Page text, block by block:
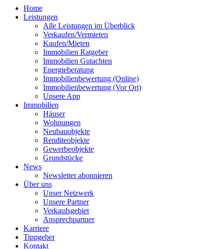
Home
Leistungen
Alle Leistungen im Überblick
Verkaufen/Vermieten
Kaufen/Mieten
Immobilien Ratgeber
Immobilien Gutachten
Energieberatung
Immobilienbewertung (Online)
Immobilienbewertung (Vor Ort)
Unsere App
Immobilien
Häuser
Wohnungen
Neubauobjekte
Renditeobjekte
Gewerbeobjekte
Grundstücke
News
Newsletter abonnieren
Über uns
Unser Netzwerk
Unsere Partner
Verkaufsgebiet
Ansprechpartner
Karriere
Tippgeber
Kontakt